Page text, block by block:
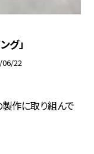
グ」
06/22
作に取り組んで